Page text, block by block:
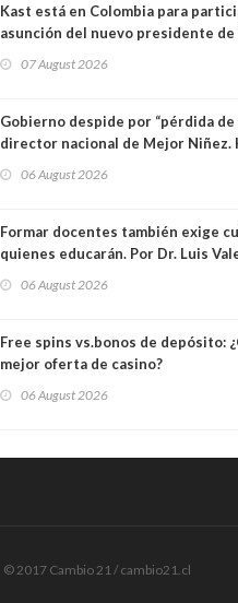
Kast está en Colombia para
asunción del nuevo presidente
07 August 2026
Gobierno despide por “pérdida de
director nacional de Mejor Niñez.
06 August 2026
Formar docentes también exige
quienes educarán. Por Dr. Luis
Académicos U. Católica Silva
06 August 2026
Free spins vs.bonos de depósito:
mejor oferta de casino?
06 August 2026
© 2017 Cambio 21 / cambio21.cl